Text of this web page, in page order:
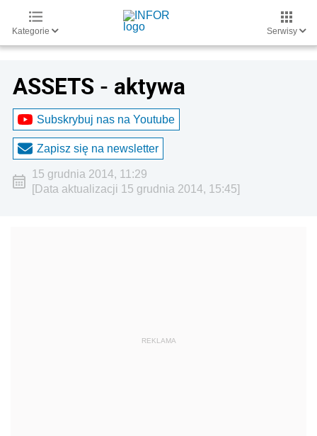
Kategorie Serwisy
ASSETS - aktywa
Subskrybuj nas na Youtube
Zapisz się na newsletter
15 grudnia 2014, 11:29
[Data aktualizacji 15 grudnia 2014, 15:45]